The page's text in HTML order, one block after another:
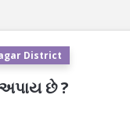
District
અપાય છે ?